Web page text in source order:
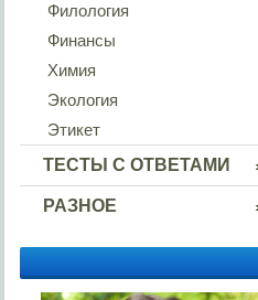
Филология
Финансы
Химия
Экология
Этикет
ТЕСТЫ С ОТВЕТАМИ
РАЗНОЕ